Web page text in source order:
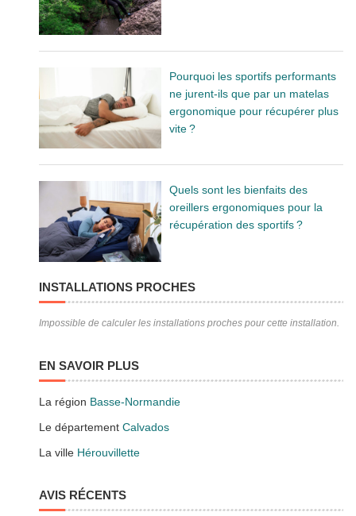
Pourquoi les sportifs performants
ne jurent-ils que par un matelas
ergonomique pour récupérer plus
vite ?
Quels sont les bienfaits des
oreillers ergonomiques pour la
récupération des sportifs ?
INSTALLATIONS PROCHES
Impossible de calculer les installations proches pour cette installation.
EN SAVOIR PLUS
La région Basse-Normandie
Le départementCalvados
La ville Hérouvillette
AVIS RÉCENTS